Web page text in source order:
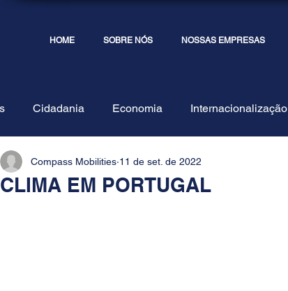
HOME SOBRE NÓS NOSSAS EMPRESAS
Cidadania Economia Internacionalização
Morar Compass Phoros Tax
CLIMA EM PORTUGAL
Compass Mobilities 11 de set. de 2022